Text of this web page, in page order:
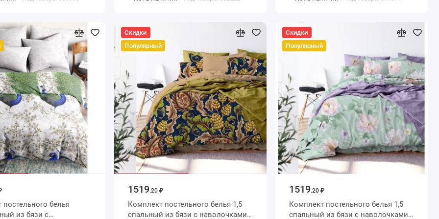
Василиса
белья
из бязи с
Скидки
Популярный
1519.20 ₽
Комплект постельного белья 1,5
спальный из бязи с наволочками
Скидки
Популярный
1519.20 ₽
Комплект постельного белья 1,5
спальный из бязи с наволочками